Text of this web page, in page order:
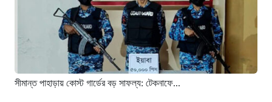
শ্রমিকদের গণবিক্ষোভ
১৮ ঘণ্টা আগে
গ্রিসের উপকূলে ১৬৮ অভিবাসী উদ্ধার:
ভেতরে ৭২ বাংলাদেশি
১৯ ঘণ্টা আগে
সীমান্ত পাহাড়ায় কোস্ট গার্ডের বড় সাফল্য: টেকনাফে...